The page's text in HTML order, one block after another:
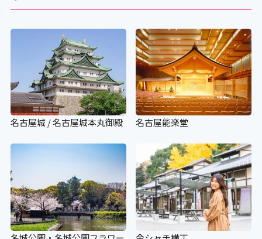
名古屋城 / 名古屋城本丸御殿 名古屋能楽堂